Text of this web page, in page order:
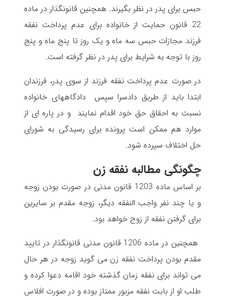
حبس برای پدر در نظر بگیرند. همچنین قانونگذار در ماده
22 قانون حمایت از خانواده برای عدم پرداخت نفقه
فرزند مجازات حبس سه ماه و یک روز تا پنج ماه و پنج
روز با توجه به شرایط برای پدر در نظر گرفته است.
در صورت عدم پرداخت نفقه فرزند از سوی پدر، فرزندان
ابتدا باید از طریق دادسرا سپس دادگاههای خانواده
نسبت به احقاق حق خود اقدام نمایند و در پاره ای از
موارد هم ممکن است پرونده برای رسیدگی به شورای
حل اختلاف سپرده شود.
چگونگی مطالبه نفقه زن
بر اساس ماده 1203 قانون مدنی در صورت بودن زوجه
و یا چند نفر واجب النفقه دیگر، زوجه مقدم بر سایرین
برای گرفتن نفقه از زوج خواهد بود.
همچنین در ماده 1206 قانون مدنی قانونگذار در تایید
مقدم بودن پرداخت نفقه زن می گوید زوجه در هر حال
می تواند برای نفقه زمان گذشته خود اقامه دعوا کرده و
طلب او از بابت نفقه مزبور ممتاز بوده و در صورت افلاس